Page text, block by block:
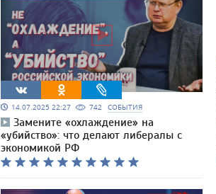
14.07.2025 22:27 742 СОБЫТИЯ
Замените «охлаждение» на
«убийство»: что делают либералы с
экономикой РФ